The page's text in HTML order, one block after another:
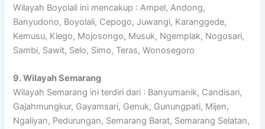
Wilayah Boyolali ini mencakup : Ampel, Andong,
Banyudono, Boyolali, Cepogo, Juwangi, Karanggede,
Kemusu, Klego, Mojosongo, Musuk, Ngemplak, Nogosari,
Sambi, Sawit, Selo, Simo, Teras, Wonosegoro
9. Wilayah Semarang
Wilayah Semarang ini terdiri dari : Banyumanik, Candisari,
Gajahmungkur, Gayamsari, Genuk, Gunungpati, Mijen,
Ngaliyan, Pedurungan, Semarang Barat, Semarang Selatan,